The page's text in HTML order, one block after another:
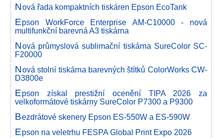
Nová řada kompaktních tiskáren Epson EcoTank
Epson WorkForce Enterprise AM-C10000 - nová
multifunkční barevná A3 tiskárna
Nová průmyslová sublimační tiskárna SureColor SC-
F20000
Nová stolní tiskárna barevných štítků ColorWorks CW-
D3800e
Epson získal prestižní ocenění TIPA 2026 za
velkoformátové tiskárny SureColor P7300 a P9300
Bezdrátové skenery Epson ES-550W a ES-590W
Epson na veletrhu FESPA Global Print Expo 2026